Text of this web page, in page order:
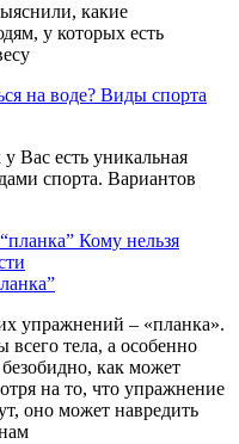
какие
у которых есть
на воде? Виды спорта
Вас есть уникальная
спорта. Вариантов
Кому нельзя
упражнений – «планка».
тела, а особенно
как может
на то, что упражнение
оно может навредить